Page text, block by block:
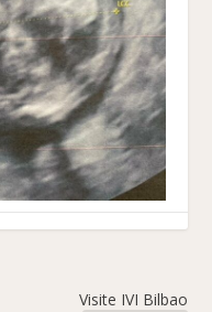
Visite IVI Bilbao